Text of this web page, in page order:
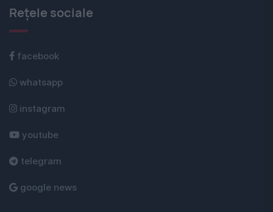
Rețele sociale
facebook
whatsapp
instagram
youtube
telegram
google news